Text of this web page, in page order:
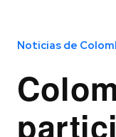
Noticias de